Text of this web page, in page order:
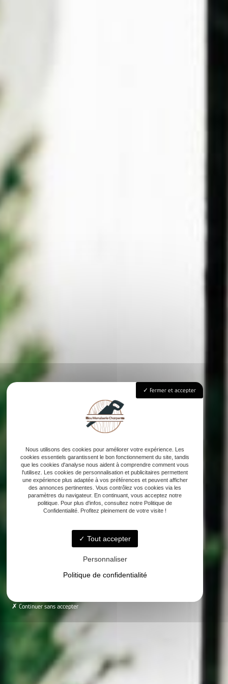
Fermer et accepter
Nous utilisons des cookies pour améliorer votre expérience. Les
cookies essentiels garantissent le bon fonctionnement du site, tandis
que les cookies d'analyse nous aident à comprendre comment vous
l'utilisez. Les cookies de personnalisation et publicitaires permettent
une expérience plus adaptée à vos préférences et peuvent afficher
des annonces pertinentes. Vous contrôlez vos cookies via les
paramètres du navigateur. En continuant, vous acceptez notre
politique. Pour plus d'infos, consultez notre Politique de
Confidentialité. Profitez pleinement de votre visite !
Tout accepter
Personnaliser
Politique de confidentialité
Continuer sans accepter